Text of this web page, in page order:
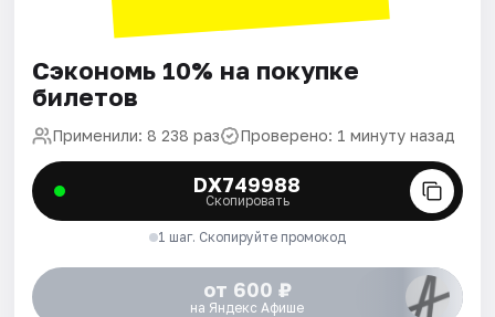
Сэкономь 10% на покупке
билетов
Применили: 8 238 раз Проверено: 1 минуту назад
DX749988
Скопировать
1 шаг. Скопируйте промокод
от 600 ₽
на Яндекс Афише